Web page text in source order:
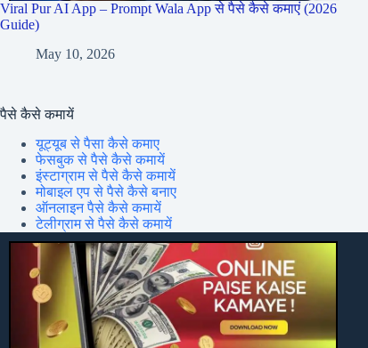
Viral Pur AI App – Prompt Wala App से पैसे कैसे कमाएं (2026
Guide)
May 10, 2026
पैसे कैसे कमायें
यूट्यूब से पैसा कैसे कमाए
फेसबुक से पैसे कैसे कमायें
इंस्टाग्राम से पैसे कैसे कमायें
मोबाइल एप से पैसे कैसे बनाए
ऑनलाइन पैसे कैसे कमायें
टेलीग्राम से पैसे कैसे कमायें